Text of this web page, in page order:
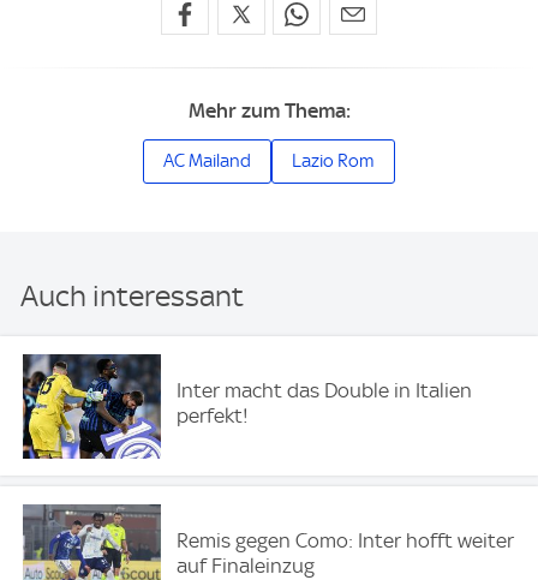
Mehr zum Thema:
AC Mailand Lazio Rom
Auch interessant
Inter macht das Double in Italien
perfekt!
Remis gegen Como: Inter hofft weiter
auf Finaleinzug